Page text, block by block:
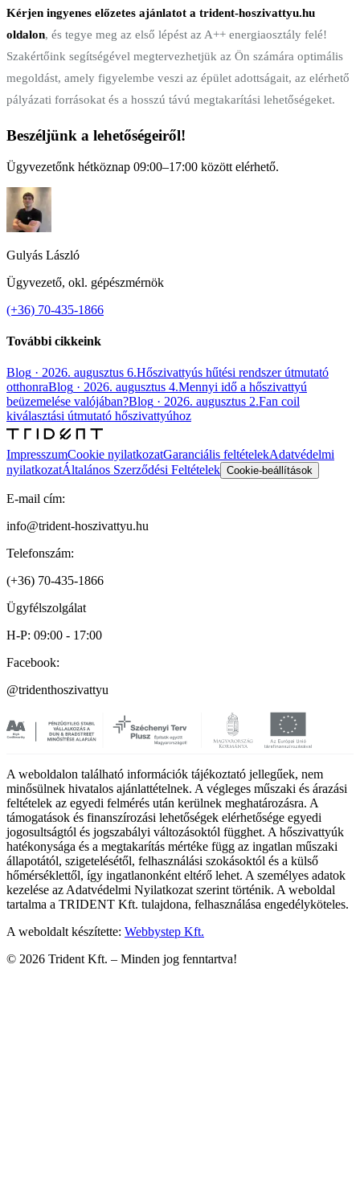
Kérjen ingyenes előzetes ajánlatot a trident-hoszivattyu.hu
oldalon, és tegye meg az első lépést az A++ energiaosztály felé!
Szakértőink segítségével megtervezhetjük az Ön számára optimális
megoldást, amely figyelembe veszi az épület adottságait, az elérhető
pályázati forrásokat és a hosszú távú megtakarítási lehetőségeket.
Beszéljünk a lehetőségeiről!
Ügyvezetőnk hétköznap 09:00–17:00 között elérhető.
Gulyás László
Ügyvezető, okl. gépészmérnök
(+36) 70-435-1866
További cikkeink
Blog · 2026. augusztus 6.Hőszivattyús hűtési rendszer útmutató
otthonraBlog · 2026. augusztus 4.Mennyi idő a hőszivattyú
beüzemelése valójában?Blog · 2026. augusztus 2.Fan coil
kiválasztási útmutató hőszivattyúhoz
ImpresszumCookie nyilatkozatGaranciális feltételekAdatvédelmi
nyilatkozatÁltalános Szerződési Feltételek Cookie-beállítások
E-mail cím:
info@trident-hoszivattyu.hu
Telefonszám:
(+36) 70-435-1866
Ügyfélszolgálat
H-P: 09:00 - 17:00
Facebook:
@tridenthoszivattyu
A weboldalon található információk tájékoztató jellegűek, nem
minősülnek hivatalos ajánlattételnek. A végleges műszaki és árazási
feltételek az egyedi felmérés után kerülnek meghatározásra. A
támogatások és finanszírozási lehetőségek elérhetősége egyedi
jogosultságtól és jogszabályi változásoktól függhet. A hőszivattyúk
hatékonysága és a megtakarítás mértéke függ az ingatlan műszaki
állapotától, szigetelésétől, felhasználási szokásoktól és a külső
hőmérséklettől, így ingatlanonként eltérő lehet. A személyes adatok
kezelése az Adatvédelmi Nyilatkozat szerint történik. A weboldal
tartalma a TRIDENT Kft. tulajdona, felhasználása engedélyköteles.
A weboldalt készítette: Webbystep Kft.
© 2026 Trident Kft. – Minden jog fenntartva!